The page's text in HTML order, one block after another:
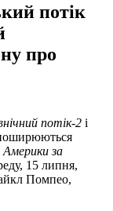
потік
про
потік-2 і
за
15 липня,
Помпео,